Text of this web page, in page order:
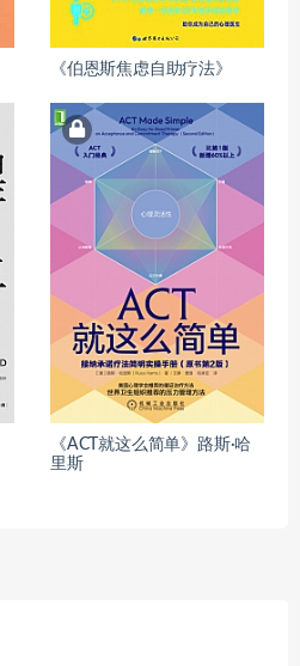
《伯恩斯焦虑自助疗法》
《ACT就这么简单》路斯·哈
里斯